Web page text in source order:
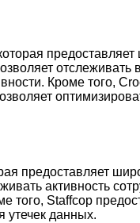
отслеживать
Кроме того,
предоставляет
активность
того, Staffcop
данных.